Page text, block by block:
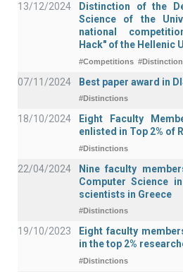
13/12/2024
Distinction of the
Science of the
national
Hack" of the Hellenic
#Competitions
07/11/2024 Best paper award in
#Distinctions
18/10/2024
Eight Faculty
enlisted in Top 2% of
#Distinctions
22/04/2024
Nine faculty
Computer Science
scientists in Greece
#Distinctions
19/10/2023
Eight faculty
in the top 2%
#Distinctions